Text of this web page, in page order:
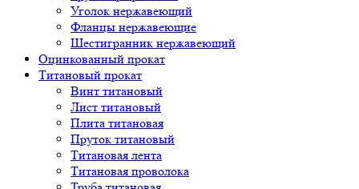
Уголок нержавеющий
Фланцы нержавеющие
Шестигранник нержавеющий
Оцинкованный прокат
Титановый прокат
Винт титановый
Лист титановый
Плита титановая
Пруток титановый
Титановая лента
Титановая проволока